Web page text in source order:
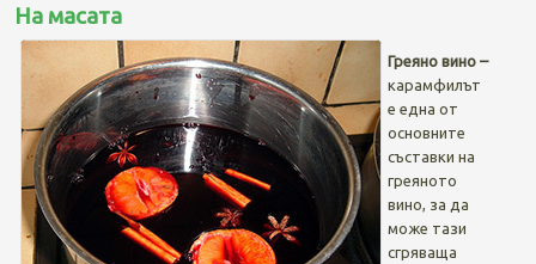
На масата
Греяно вино –
карамфилът
е една от
основните
съставки на
греяното
вино, за да
може тази
сгряваща